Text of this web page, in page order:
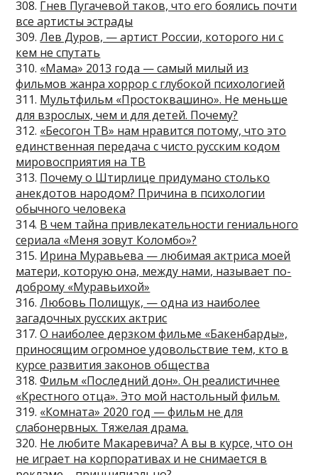
308. Гнев Пугачевой таков, что его боялись почти
все артисты эстрады
309.Лев Дуров, — артист России, которого ни с
кем не спутать
310. «Мама» 2013 года — самый милый из
фильмов жанра хоррор с глубокой психологией
311. Мультфильм «Простоквашино». Не меньше
для взрослых, чем и для детей. Почему?
312. «Бесогон ТВ» нам нравится потому, что это
единственная передача с чисто русским кодом
мировосприятия на ТВ
313. Почему о Штирлице придумано столько
анекдотов народом? Причина в психологии
обычного человека
314. В чем тайна привлекательности гениального
сериала «Меня зовут Коломбо»?
315. Ирина Муравьева — любимая актриса моей
матери, которую она, между нами, называет по-
доброму «Муравьихой»
316.Любовь Полищук, — одна из наиболее
загадочных русских актрис
317.О наиболее дерзком фильме «Бакенбарды»,
приносящим огромное удовольствие тем, кто в
курсе развития законов общества
318.Фильм «Последний дон». Он реалистичнее
«Крестного отца». Это мой настольный фильм.
319. «Комната» 2020 год — фильм не для
слабонервных. Тяжелая драма.
320. Не любите Макаревича? А вы в курсе, что он
не играет на корпоративах и не снимается в